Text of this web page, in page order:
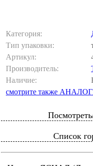
Категория:
Тип упаковки:
Артикул:
Производитель:
Наличие:
смотрите также
Список